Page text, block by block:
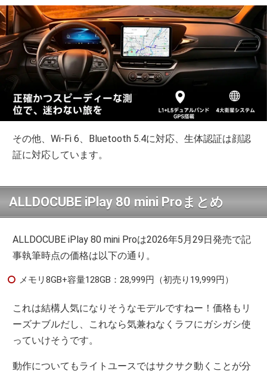
その他、Wi-Fi 6、Bluetooth 5.4に対応、生体認証は顔認
証に対応しています。
ALLDOCUBE iPlay 80 mini Proまとめ
ALLDOCUBE iPlay 80 mini Proは2026年5月29日発売で記
事執筆時点の価格は以下の通り。
メモリ8GB+容量128GB：28,999円（初売り19,999円）
これは結構人気になりそうなモデルですねー！価格もリ
ーズナブルだし、これなら気兼ねなくラフにガシガシ使
っていけそうです。
動作についてもライトユースではサクサク動くことが分